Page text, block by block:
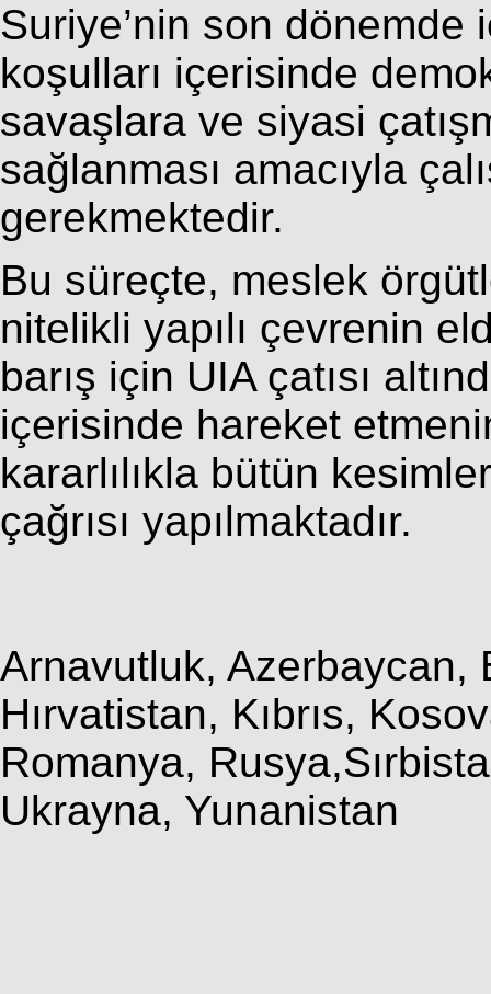
Suriye’nin son
koşulları içerisinde
savaşlara ve siyasi
sağlanması amacıyla
gerekmektedir.
Bu süreçte, meslek
nitelikli yapılı çevrenin
barış için UIA çatısı
içerisinde hareket
kararlılıkla bütün
çağrısı yapılmaktadır.
Arnavutluk, Azerbaycan,
Hırvatistan, Kıbrıs,
Romanya,
Ukrayna, Yunanistan